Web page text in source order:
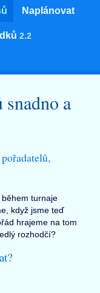
Naplánovat
2.2
a
turnaje
když jsme teď
hrajeme na tom
rozhodčí?